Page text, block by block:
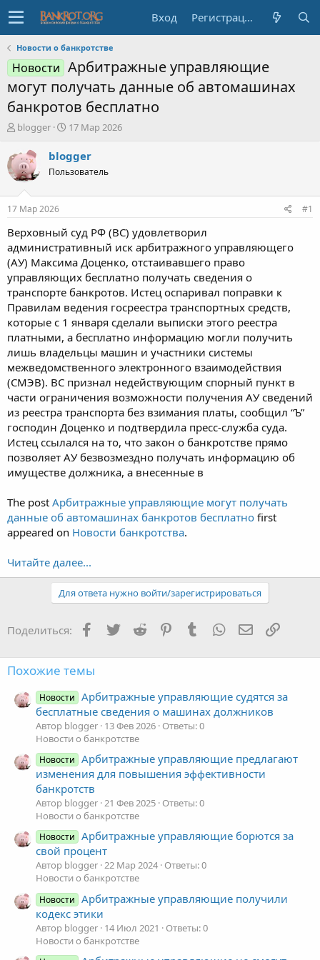
Вход Регистрация
Новости о банкротстве
Новости Арбитражные управляющие
могут получать данные об автомашинах
банкротов бесплатно
А
т
о
р
е
м
ы
blogger
Д
т
а
н
л
17 Мар 2026
blogger
Пользователь
17 Мар 2026 #1
Верховный суд РФ (ВС) удовлетворил
административный иск арбитражного управляющего
(АУ) Максима Доценко, отстаивавшего право
управляющих бесплатно получать сведения о
транспорте банкротов. Истец оспаривал поправки к
Правилам ведения госреестра транспортных средств,
которые с 1 января сделали выписки этого реестра
платными, а бесплатно информацию могли получить
лишь владельцы машин и участники системы
межведомственного электронного взаимодействия
(СМЭВ). ВС признал недействующим спорный пункт в
части ограничения возможности получения АУ сведений
из реестра транспорта без взимания платы, сообщил “Ъ”
господин Доценко и подтвердила пресс-служба суда.
Истец ссылался на то, что закон о банкротстве прямо
позволяет АУ безвозмездно получать информацию об
имуществе должника, а внесенные в
The post Арбитражные управляющие могут получать
данные об автомашинах банкротов бесплатно first
appeared on Новости банкротства.
Читайте далее...
Для ответа нужно войти/зарегистрироваться
Поделиться: Facebook
TwitterReddit PinterestTumblr WhatsApp Ссылка
Похожие темы
Новости
Арбитражные управляющие судятся за
бесплатные сведения о машинах должников
Автор blogger 13 Фев 2026 Ответы: 0
Новости о банкротстве
Новости
Арбитражные управляющие предлагают
изменения для повышения эффективности
банкротств
Автор blogger 21 Фев 2025 Ответы: 0
Новости о банкротстве
Новости
Арбитражные управляющие борются за
свой процент
Автор blogger 22 Мар 2024 Ответы: 0
Новости о банкротстве
Новости
Арбитражные управляющие получили
кодекс этики
Автор blogger 14 Июл 2021
Ответы: 0
Новости о банкротстве